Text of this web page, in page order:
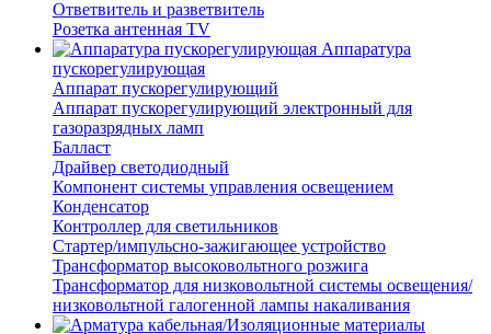
Ответвитель и разветвитель
Розетка антенная TV
Аппаратура
пускорегулирующая
Аппарат пускорегулирующий
Аппарат пускорегулирующий электронный для
газоразрядных ламп
Балласт
Драйвер светодиодный
Компонент системы управления освещением
Конденсатор
Контроллер для светильников
Стартер/импульсно-зажигающее устройство
Трансформатор высоковольтного розжига
Трансформатор для низковольтной системы освещения/
низковольтной галогенной лампы накаливания